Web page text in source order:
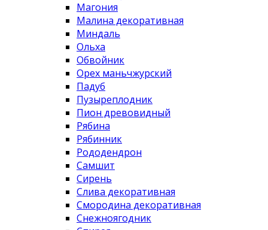
Магония
Малина декоративная
Миндаль
Ольха
Обвойник
Орех маньчжурский
Падуб
Пузыреплодник
Пион древовидный
Рябина
Рябинник
Рододендрон
Самшит
Сирень
Слива декоративная
Смородина декоративная
Снежноягодник